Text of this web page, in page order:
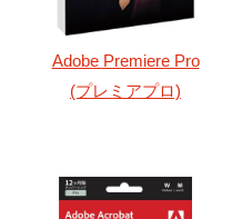
Adobe Premiere Pro
(プレミアプロ)